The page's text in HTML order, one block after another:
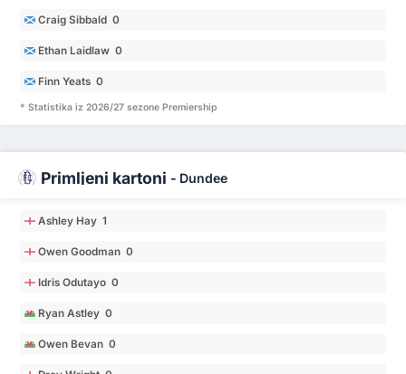
Craig Sibbald 0
Ethan Laidlaw 0
Finn Yeats 0
* Statistika iz 2026/27 sezone Premiership
Primljeni kartoni - Dundee
Ashley Hay 1
Owen Goodman 0
Idris Odutayo 0
Ryan Astley 0
Owen Bevan 0